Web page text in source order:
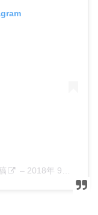
– 2018年 9月月14日午前5時16分PDT